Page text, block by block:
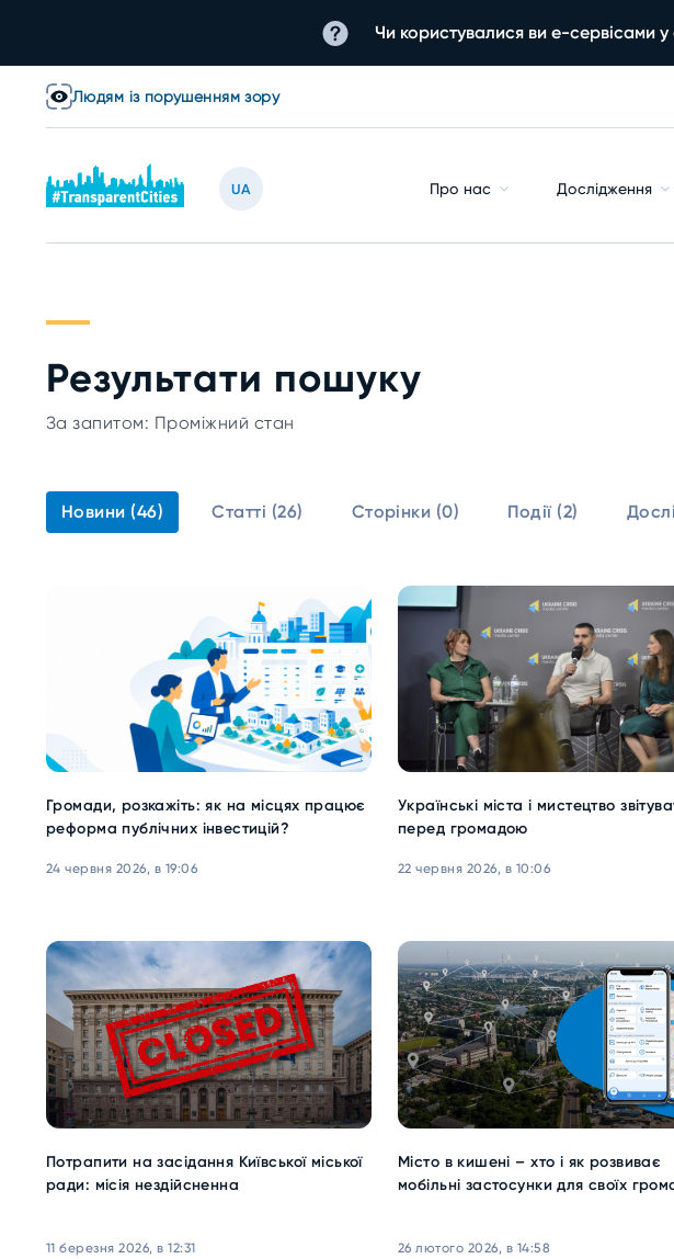
Чи користувалися ви е-сервісами у
Людям із порушенням зору
UA Про нас Дослідження
Результати пошуку
За запитом: Проміжний стан
Новини (46) Статті (26) Сторінки (0) Події (2)
Громади, розкажіть: як на місцях працює
реформа публічних інвестицій?
24 червня 2026, в 19:06
Українські міста і мистецтво
перед громадою
22 червня 2026, в 10:06
Потрапити на засідання Київської міської
ради: місія нездійсненна
11 березня 2026, в 12:31
Місто в кишені – хто і як розвиває
мобільні застосунки для своїх
26 лютого 2026, в 14:58